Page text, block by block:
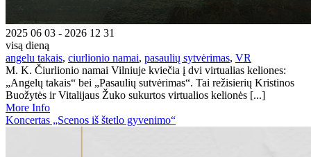
2025 06 03 - 2026 12 31
visą dieną
angelu takais, ciurlionio namai, pasaulių sytvėrimas, VR
M. K. Čiurlionio namai Vilniuje kviečia į dvi virtualias keliones:
„Angelų takais“ bei „Pasaulių sutvėrimas“. Tai režisierių Kristinos
Buožytės ir Vitalijaus Žuko sukurtos virtualios kelionės [...]
More Info
Koncertas „Scenos iš štetlo gyvenimo“